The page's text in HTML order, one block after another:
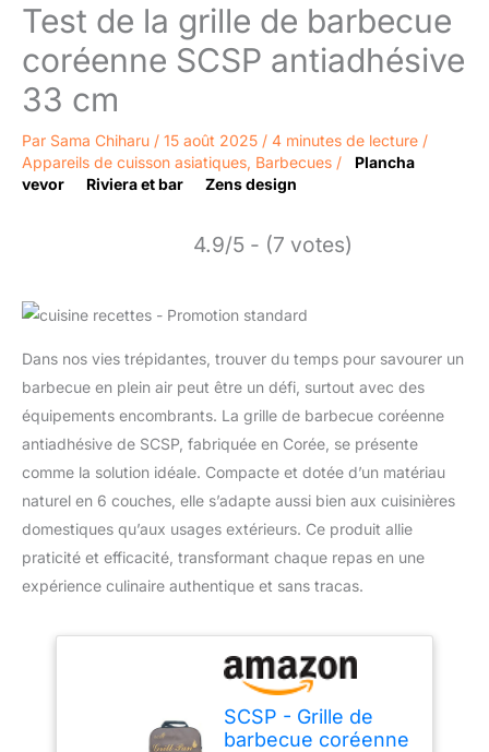
Test de la grille de barbecue
coréenne SCSP antiadhésive
33 cm
Par Sama Chiharu / 15 août 2025 / 4 minutes de lecture /
Appareils de cuisson asiatiques, Barbecues /
Plancha
vevor
Riviera et bar Zens design
4.9/5 - (7 votes)
Dans nos vies trépidantes, trouver du temps pour savourer un
barbecue en plein air peut être un défi, surtout avec des
équipements encombrants. La grille de barbecue coréenne
antiadhésive de SCSP, fabriquée en Corée, se présente
comme la solution idéale. Compacte et dotée d’un matériau
naturel en 6 couches, elle s’adapte aussi bien aux cuisinières
domestiques qu’aux usages extérieurs. Ce produit allie
praticité et efficacité, transformant chaque repas en une
expérience culinaire authentique et sans tracas.
SCSP - Grille de
barbecue coréenne